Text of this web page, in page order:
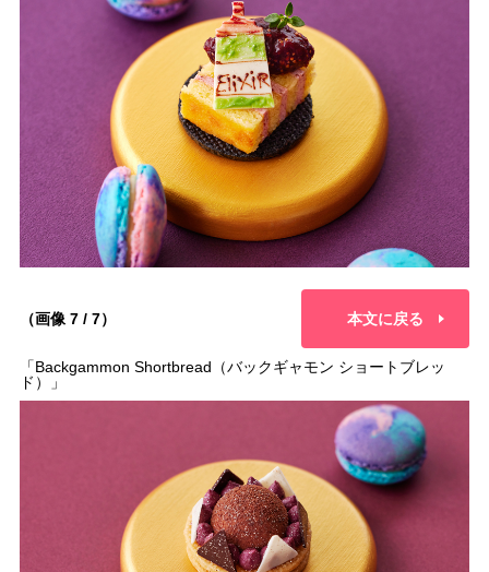
（画像 7 / 7） 本文に戻る
「Backgammon Shortbread（バックギャモン ショートブレッ
ド）」